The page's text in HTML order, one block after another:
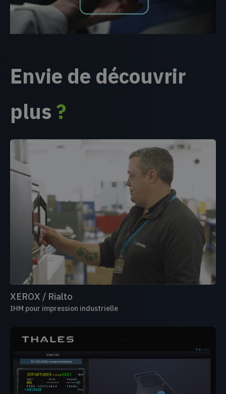
Envie de découvrir
plus ?
XEROX / Rialto
IHM pour impression industrielle